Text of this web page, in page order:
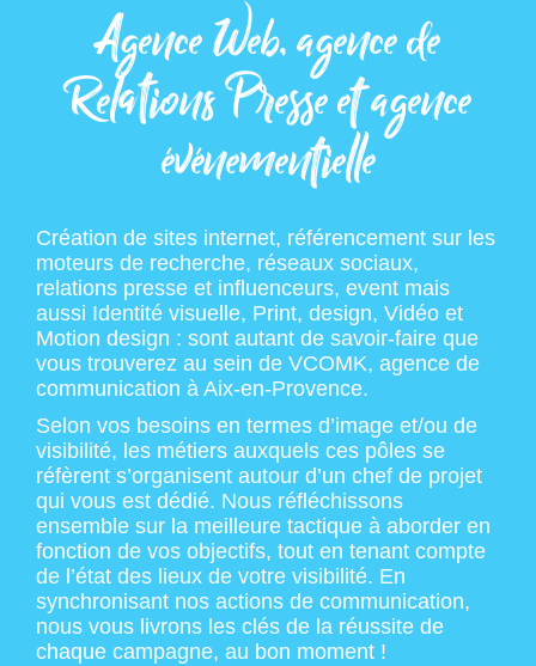
Agence Web, agence de
Relations Presse et agence
événementielle
Création de sites internet, référencement sur les
moteurs de recherche, réseaux sociaux,
relations presse et influenceurs, event mais
aussi Identité visuelle, Print, design, Vidéo et
Motion design : sont autant de savoir-faire que
vous trouverez au sein de VCOMK, agence de
communication à Aix-en-Provence.
Selon vos besoins en termes d’image et/ou de
visibilité, les métiers auxquels ces pôles se
réfèrent s’organisent autour d’un chef de projet
qui vous est dédié. Nous réfléchissons
ensemble sur la meilleure tactique à aborder en
fonction de vos objectifs, tout en tenant compte
de l’état des lieux de votre visibilité. En
synchronisant nos actions de communication,
nous vous livrons les clés de la réussite de
chaque campagne, au bon moment !